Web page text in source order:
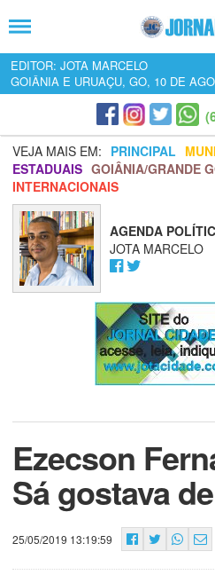
EDITOR: JOTA MARCELO
GOIÂNIA E URUAÇU, GO, 10 DE
VEJA MAIS EM: PRINCIPAL
ESTADUAIS GOIÂNIA/GRANDE
INTERNACIONAIS
AGENDA
JOTA MARCELO
Ezecson
Sá gostava
25/05/2019 13:19:59